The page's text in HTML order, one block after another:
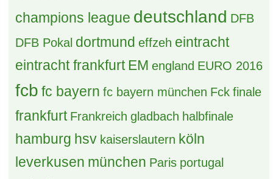
champions league deutschland DFB
DFB Pokal dortmund effzeh eintracht
eintracht frankfurt EM england EURO 2016
fcb fc bayern fc bayern münchen Fck finale
frankfurt Frankreich gladbach halbfinale
hamburg hsv kaiserslautern köln
leverkusen münchen Paris portugal